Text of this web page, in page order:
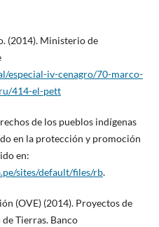
(2014). Ministerio de
especial-iv-cenagro/70-marco-
414-el-pett
de los pueblos indígenas
en la protección y promoción
en:
sites/default/files/rb.
(OVE) (2014). Proyectos de
Tierras. Banco